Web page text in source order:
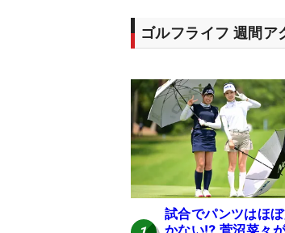
ゴルフライフ 週間ア
試合でパンツはほ